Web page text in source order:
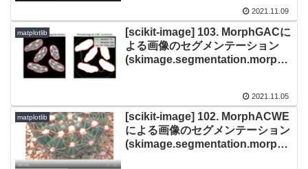
2021.11.09
matplotlib
[scikit-image] 103. MorphGACに
よる画像のセグメンテーション
(skimage.segmentation.morpho
2021.11.05
matplotlib
[scikit-image] 102. MorphACWE
による画像のセグメンテーション
(skimage.segmentation.morpho